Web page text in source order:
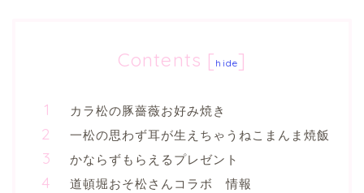
Contents [ hide]
カラ松の豚薔薇お好み焼き
一松の思わず耳が生えちゃうねこまんま焼飯
かならずもらえるプレゼント
道頓堀おそ松さんコラボ 情報